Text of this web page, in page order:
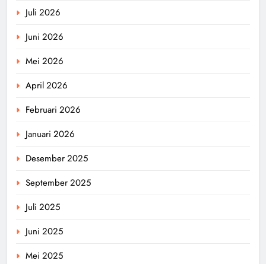
Juli 2026
Juni 2026
Mei 2026
April 2026
Februari 2026
Januari 2026
Desember 2025
September 2025
Juli 2025
Juni 2025
Mei 2025